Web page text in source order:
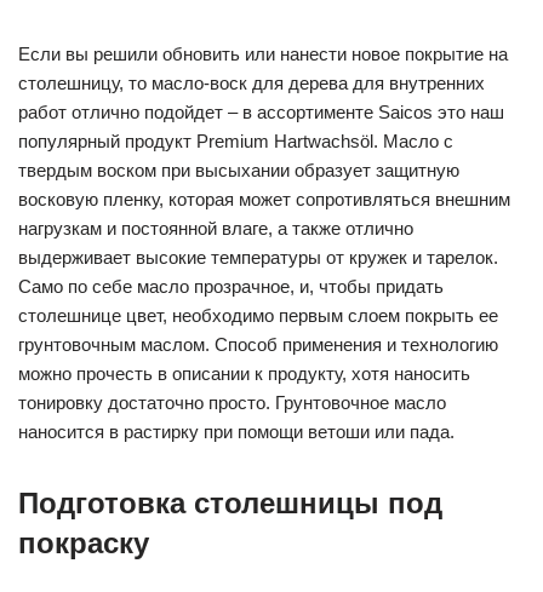
Если вы решили обновить или нанести новое покрытие на
столешницу, то масло-воск для дерева для внутренних
работ отлично подойдет – в ассортименте Saicos это наш
популярный продукт Premium Hartwachsöl. Масло с
твердым воском при высыхании образует защитную
восковую пленку, которая может сопротивляться внешним
нагрузкам и постоянной влаге, а также отлично
выдерживает высокие температуры от кружек и тарелок.
Само по себе масло прозрачное, и, чтобы придать
столешнице цвет, необходимо первым слоем покрыть ее
грунтовочным маслом. Способ применения и технологию
можно прочесть в описании к продукту, хотя наносить
тонировку достаточно просто. Грунтовочное масло
наносится в растирку при помощи ветоши или пада.
Подготовка столешницы под
покраску